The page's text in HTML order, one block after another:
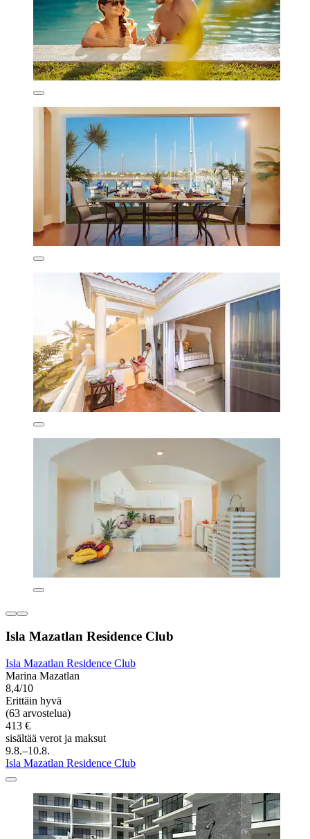
Isla Mazatlan Residence Club
Isla Mazatlan Residence Club
Marina Mazatlan
8,4/10
Erittäin hyvä
(63 arvostelua)
413 €
sisältää verot ja maksut
9.8.–10.8.
Isla Mazatlan Residence Club